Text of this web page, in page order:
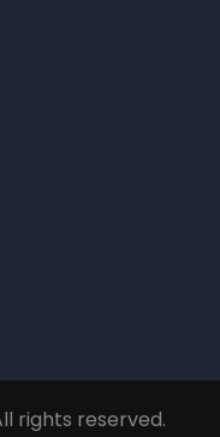
rights reserved.